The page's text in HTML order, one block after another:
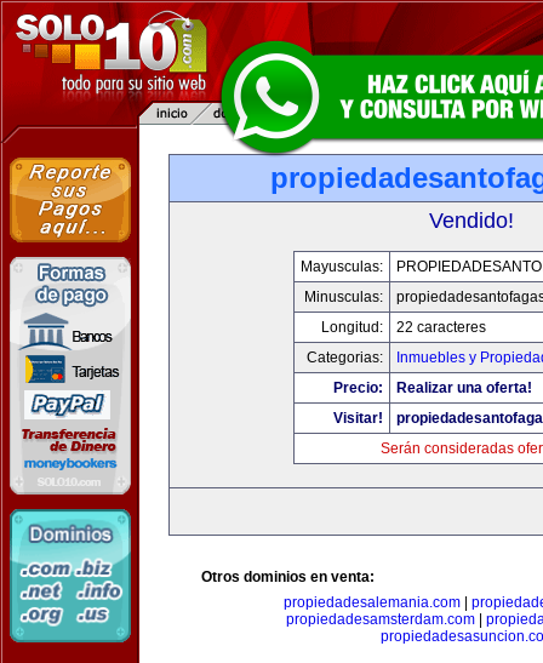
Vendido!
Mayusculas:
Minusculas:
Longitud:
22 caracteres
Categorias:
Inmuebles y
Precio:
Realizar una oferta!
Visitar!
Serán consideradas
Otros dominios en venta:
propiedadesalemania.com
propiedadesamsterdam.com|